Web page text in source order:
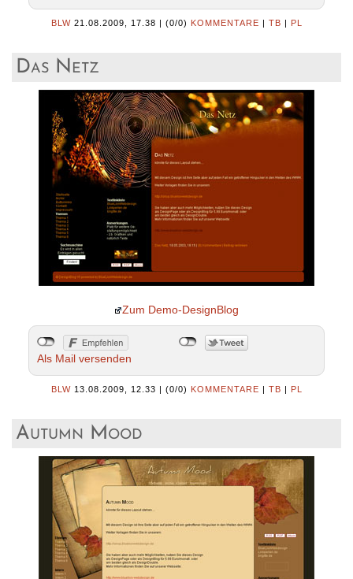
BLW 21.08.2009, 17.38 | (0/0) KOMMENTARE | TB | PL
Das Netz
Zum Demo-DesignBlog
Als Mail versenden
BLW 13.08.2009, 12.33 | (0/0) KOMMENTARE | TB | PL
Autumn Mood